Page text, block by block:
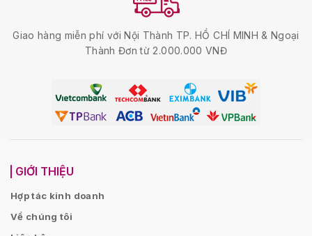
Giao hàng miễn phí với Nội Thành TP. HỒ CHÍ MINH & Ngoại
Thành Đơn từ 2.000.000 VNĐ
GIỚI THIỆU
Hợp tác kinh doanh
Về chúng tôi